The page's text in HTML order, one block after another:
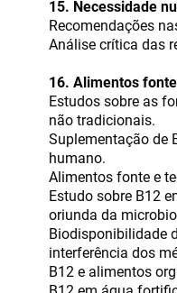
15. Necessidade
Recomendações
Análise crítica das
16. Alimentos
Estudos sobre as
não tradicionais.
Suplementação de
humano.
Alimentos fonte e
Estudo sobre B12
oriunda da
Biodisponibilidade
interferência dos
B12 e alimentos